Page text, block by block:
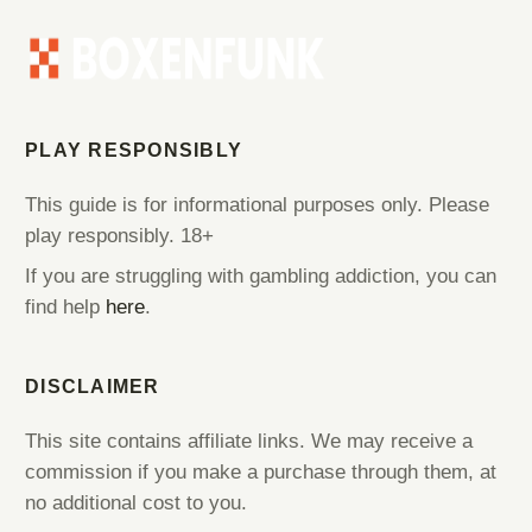
PLAY RESPONSIBLY
This guide is for informational purposes only. Please
play responsibly. 18+
If you are struggling with gambling addiction, you can
find help here.
DISCLAIMER
This site contains affiliate links. We may receive a
commission if you make a purchase through them, at
no additional cost to you.